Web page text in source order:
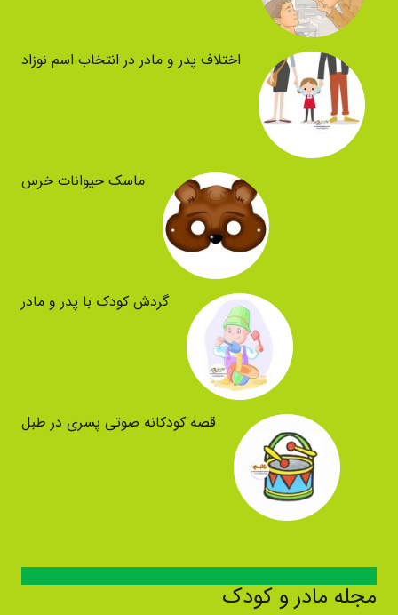
اختلاف پدر و مادر در انتخاب اسم نوزاد
ماسک حیوانات خرس
گردش کودک با پدر و مادر
قصه کودکانه صوتی پسری در طبل
مجله مادر و کودک